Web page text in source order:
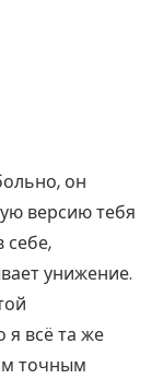
он
версию тебя
себе,
унижение.
я всё та же
точным